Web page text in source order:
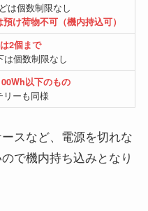
は個数制限なし
け荷物不可（機内持込可）
2個まで
は個数制限なし
以下のもの
リーも同様
スなど、電源を切れな
で機内持ち込みとなり